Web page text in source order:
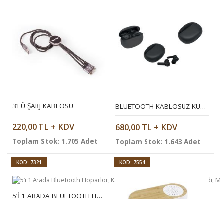
3’LÜ ŞARJ KABLOSU
220,00 TL + KDV
Toplam Stok: 1.705 Adet
BLUETOOTH KABLOSUZ KULAKLIK
680,00 TL + KDV
Toplam Stok: 1.643 Adet
KOD: 7321
5’I 1 ARADA BLUETOOTH HOPARLÖR, KABLOSUZ ŞARJ, SAAT, TELEFON STANDI, MASA LAMBASI
KOD: 7554